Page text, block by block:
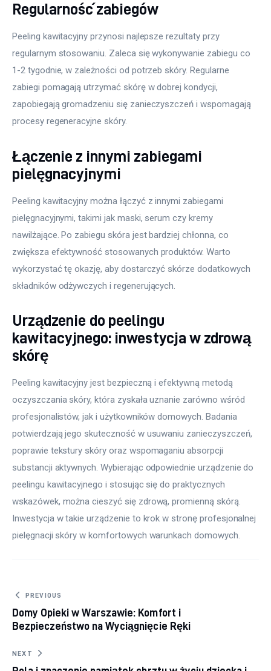
Regularność zabiegów
Peeling kawitacyjny przynosi najlepsze rezultaty przy
regularnym stosowaniu. Zaleca się wykonywanie zabiegu co
1-2 tygodnie, w zależności od potrzeb skóry. Regularne
zabiegi pomagają utrzymać skórę w dobrej kondycji,
zapobiegają gromadzeniu się zanieczyszczeń i wspomagają
procesy regeneracyjne skóry.
Łączenie z innymi zabiegami
pielęgnacyjnymi
Peeling kawitacyjny można łączyć z innymi zabiegami
pielęgnacyjnymi, takimi jak maski, serum czy kremy
nawilżające. Po zabiegu skóra jest bardziej chłonna, co
zwiększa efektywność stosowanych produktów. Warto
wykorzystać tę okazję, aby dostarczyć skórze dodatkowych
składników odżywczych i regenerujących.
Urządzenie do peelingu
kawitacyjnego: inwestycja w zdrową
skórę
Peeling kawitacyjny jest bezpieczną i efektywną metodą
oczyszczania skóry, która zyskała uznanie zarówno wśród
profesjonalistów, jak i użytkowników domowych. Badania
potwierdzają jego skuteczność w usuwaniu zanieczyszczeń,
poprawie tekstury skóry oraz wspomaganiu absorpcji
substancji aktywnych. Wybierając odpowiednie urządzenie do
peelingu kawitacyjnego i stosując się do praktycznych
wskazówek, można cieszyć się zdrową, promienną skórą.
Inwestycja w takie urządzenie to krok w stronę profesjonalnej
pielęgnacji skóry w komfortowych warunkach domowych.
Nawigacja wpisu
PREVIOUS
Domy Opieki w Warszawie: Komfort i
Bezpieczeństwo na Wyciągnięcie Ręki
NEXT